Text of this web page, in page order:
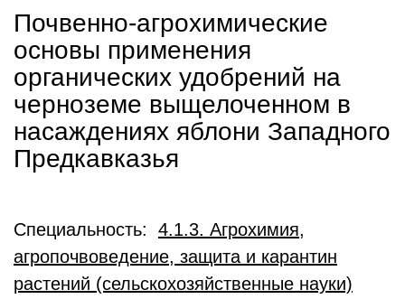
Почвенно-агрохимические
основы применения
органических удобрений на
черноземе выщелоченном в
насаждениях яблони Западного
Предкавказья
Специальность: 4.1.3. Агрохимия,
агропочвоведение, защита и карантин
растений (сельскохозяйственные науки)